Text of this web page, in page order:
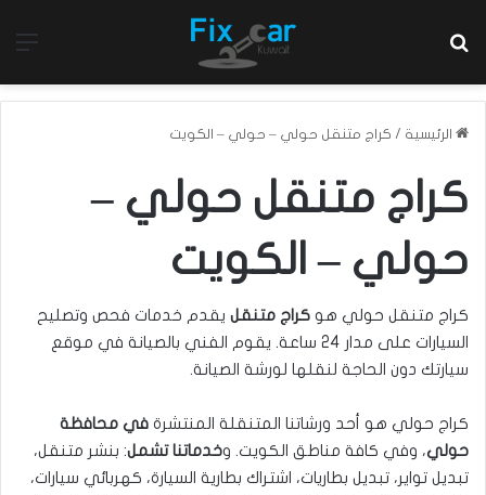
الرئيسية / كراج متنقل حولي – حولي – الكويت
كراج متنقل حولي –
حولي – الكويت
كراج متنقل حولي هو كراج متنقل يقدم خدمات فحص وتصليح
السيارات على مدار 24 ساعة. يقوم الفني بالصيانة في موقع
سيارتك دون الحاجة لنقلها لورشة الصيانة.
كراج حولي هو أحد ورشاتنا المتنقلة المنتشرة في محافظة
حولي، وفي كافة مناطق الكويت. وخدماتنا تشمل: بنشر متنقل،
تبديل تواير، تبديل بطاريات، اشتراك بطارية السيارة، كهربائي سيارات،